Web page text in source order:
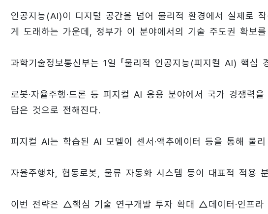
인공지능(AI)이 디지털 공간을 넘어 물리적 환경에서 실제로
게 도래하는 가운데, 정부가 이 분야에서의 기술 주도권 확보
과학기술정보통신부는 1일 「물리적 인공지능(피지컬 AI) 핵심
로봇·자율주행·드론 등 피지컬 AI 응용 분야에서 국가 경쟁력
담은 것으로 전해진다.
피지컬 AI는 학습된 AI 모델이 센서·액추에이터 등을 통해 물
자율주행차, 협동로봇, 물류 자동화 시스템 등이 대표적 적용
이번 전략은 △핵심 기술 연구개발 투자 확대 △데이터·인프